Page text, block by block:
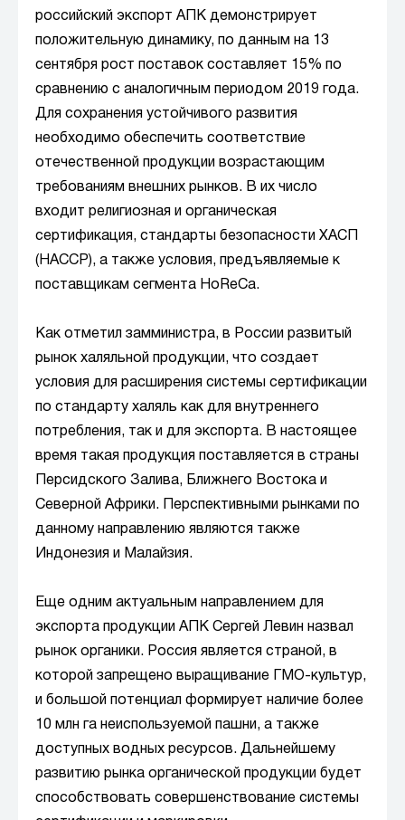
российский экспорт АПК демонстрирует
положительную динамику, по данным на 13
сентября рост поставок составляет 15% по
сравнению с аналогичным периодом 2019 года.
Для сохранения устойчивого развития
необходимо обеспечить соответствие
отечественной продукции возрастающим
требованиям внешних рынков. В их число
входит религиозная и органическая
сертификация, стандарты безопасности ХАСП
(HACCP), а также условия, предъявляемые к
поставщикам сегмента HoReCa.
Как отметил замминистра, в России развитый
рынок халяльной продукции, что создает
условия для расширения системы сертификации
по стандарту халяль как для внутреннего
потребления, так и для экспорта. В настоящее
время такая продукция поставляется в страны
Персидского Залива, Ближнего Востока и
Северной Африки. Перспективными рынками по
данному направлению являются также
Индонезия и Малайзия.
Еще одним актуальным направлением для
экспорта продукции АПК Сергей Левин назвал
рынок органики. Россия является страной, в
которой запрещено выращивание ГМО-культур,
и большой потенциал формирует наличие более
10 млн га неиспользуемой пашни, а также
доступных водных ресурсов. Дальнейшему
развитию рынка органической продукции будет
способствовать совершенствование системы